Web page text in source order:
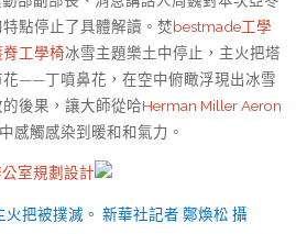
點停止了具體解讀。焚bestmade工學
脊工學椅冰雪主題樂土中停止，主火把塔
——丁噴鼻花，在空中俯瞰浮現出冰雪
後果，讓大師從哈Herman Miller Aeron
感觸感染到暖和和氣力。
室規劃設計
火把被撲滅。 新華社記者 鄭煥松 攝